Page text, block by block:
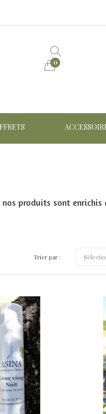
0
produits sont
Trier par :